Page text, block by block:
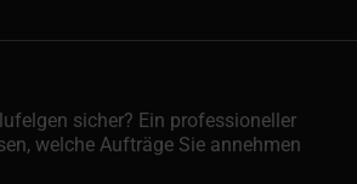
sicher? Ein professioneller
welche Aufträge Sie annehmen